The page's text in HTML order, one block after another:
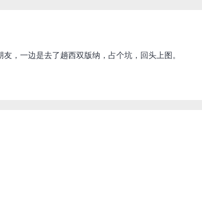
，一边是去了趟西双版纳，占个坑，回头上图。